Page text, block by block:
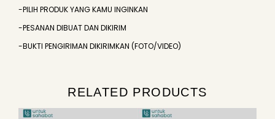
-PILIH PRODUK YANG KAMU INGINKAN
-PESANAN DIBUAT DAN DIKIRIM
-BUKTI PENGIRIMAN DIKIRIMKAN (FOTO/VIDEO)
RELATED PRODUCTS